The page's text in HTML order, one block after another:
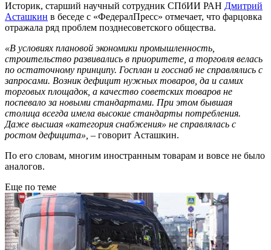
Историк, старший научный сотрудник СПбИИ РАН Дмитрий
Асташкин в беседе с «ФедералПресс» отмечает, что фарцовка
отражала ряд проблем позднесоветского общества.
«В условиях плановой экономики промышленность,
строительство развивались в приоритете, а торговля велась
по остаточному принципу. Госплан и госснаб не справлялись с
запросами. Возник дефицит нужных товаров, да и самих
торговых площадок, а качество советских товаров не
поспевало за новыми стандартами. При этом бывшая
столица всегда имела высокие стандарты потребления.
Даже высшая «категория снабжения» не справлялась с
ростом дефицита», – говорит Асташкин.
По его словам, многим иностранным товарам и вовсе не было
аналогов.
Еще по теме